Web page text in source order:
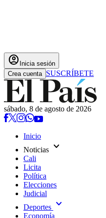
account_circle Inicia sesión
Crea cuenta SUSCRÍBETE
sábado, 8 de agosto de 2026
Inicio
Noticias expand_more
Cali
Licita
Política
Elecciones
Judicial
Deportes expand_more
Economía